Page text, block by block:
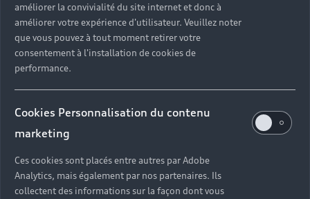
améliorer la convivialité du site internet et donc à
améliorer votre expérience d'utilisateur. Veuillez noter
que vous pouvez à tout moment retirer votre
consentement à l'installation de cookies de
performance.
Cookies Personnalisation du contenu
marketing
Ces cookies sont placés entre autres par Adobe
Analytics, mais également par nos partenaires. Ils
collectent des informations sur la façon dont vous